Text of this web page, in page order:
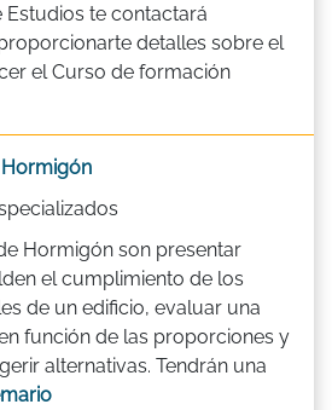
Estudios te contactará
detalles sobre el
el Curso de formación
Hormigón son presentar
el cumplimiento de los
de un edificio, evaluar una
función de las proporciones y
alternativas. Tendrán una